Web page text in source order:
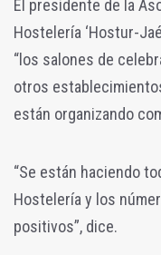
El presidente de la
Hostelería ‘Hostur-
“los salones de
otros
están organizando
“Se están haciendo
Hostelería y los
positivos”, dice.